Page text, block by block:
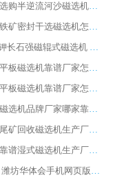
2026选购半逆流河沙磁选机厂家 众多用户一致推荐华体会手机网页版-华体会(中国)
2026铁矿密封干选磁选机怎么选?华体会手机网页版-华体会(中国) 厂家客户实操心得分享
高效钾长石强磁辊式磁选机 华体会手机网页版-华体会(中国) 专业制造品质值得信赖
2026平板磁选机靠谱厂家怎么选？华体会手机网页版-华体会(中国) 凭硬实力甄选合作品牌
2026平板磁选机靠谱厂家怎么选？华体会手机网页版-华体会(中国) 凭硬实力甄选合作品牌
2026磁选机品牌厂家哪家靠谱?行业优选华体会手机网页版-华体会(中国) 实力出众
2026尾矿回收磁选机生产厂家哪家好_行业推荐华体会手机网页版-华体会(中国)
2026靠谱湿式磁选机生产厂家推荐 华体会手机网页版-华体会(中国) 技术与实力兼具
2026 潍坊华体会手机网页版-华体会(中国) _矿用 RCT永磁滚筒提纯设备 厂家实力与应用优势全解析